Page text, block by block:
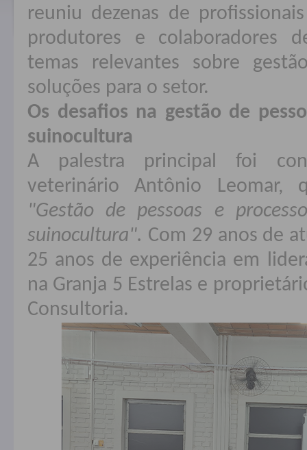
reuniu dezenas de
produtores e colaboradores
temas relevantes sobre
soluções para o setor.
Os desafios na gestão de
suinocultura
A palestra principal foi
veterinário Antônio Leomar,
"Gestão de pessoas e
suinocultura". Com 29 anos de
25 anos de experiência em
na Granja 5 Estrelas e
Consultoria.